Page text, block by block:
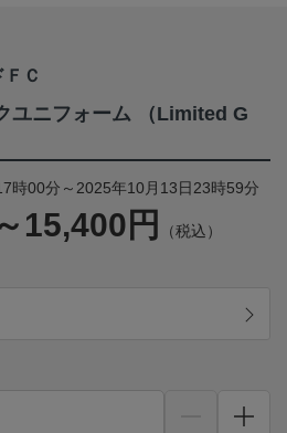
Ｃ
ユニフォーム （Limited G
時00分～2025年10月13日23時59分
15,400円 （税込）